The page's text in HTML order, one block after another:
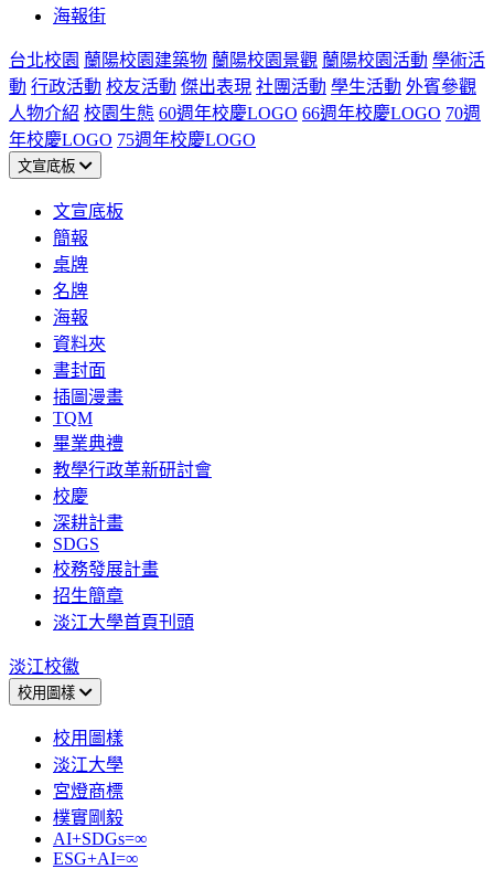
海報街
台北校園 蘭陽校園建築物 蘭陽校園景觀 蘭陽校園活動 學術活
動 行政活動 校友活動 傑出表現 社團活動 學生活動 外賓參觀
人物介紹 校園生態 60週年校慶LOGO 66週年校慶LOGO 70週
年校慶LOGO 75週年校慶LOGO
文宣底板
文宣底板
簡報
桌牌
名牌
海報
資料夾
書封面
插圖漫畫
TQM
畢業典禮
教學行政革新研討會
校慶
深耕計畫
SDGS
校務發展計畫
招生簡章
淡江大學首頁刊頭
淡江校徽
校用圖樣
校用圖樣
淡江大學
宮燈商標
樸實剛毅
AI+SDGs=∞
ESG+AI=∞